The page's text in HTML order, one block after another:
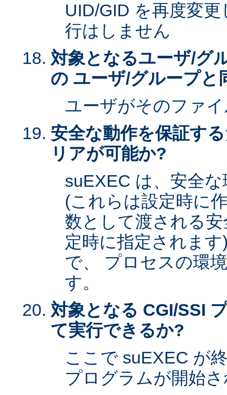
UID/GID を再度変
行はしません
対象となるユーザ/グ
の ユーザ/グループと
ユーザがそのファ
安全な動作を保証す
リアが可能か?
suEXEC は、安全
(これらは設定時に
数として渡される
定時に指定されま
で、 プロセスの環
す。
対象となる CGI/SSI
て実行できるか?
ここで suEXEC が
プログラムが開始